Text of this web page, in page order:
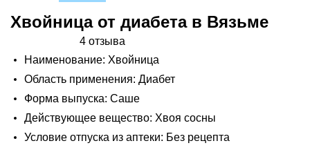
Хвойница от диабета в Вязьме
4 отзыва
Наименование: Хвойница
Область применения: Диабет
Форма выпуска: Саше
Действующее вещество: Хвоя сосны
Условие отпуска из аптеки: Без рецепта